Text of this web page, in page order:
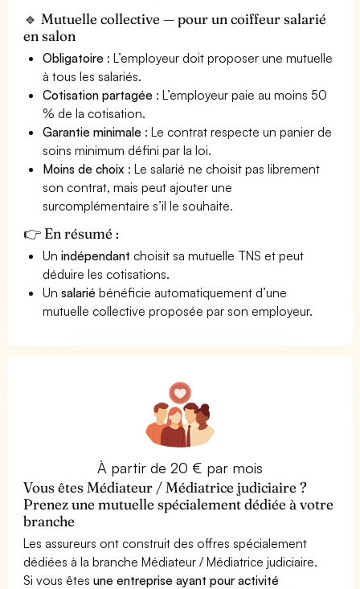
🔹 Mutuelle collective — pour un coiffeur salarié
en salon
Obligatoire : L’employeur doit proposer une mutuelle
à tous les salariés.
Cotisation partagée : L’employeur paie au moins 50
% de la cotisation.
Garantie minimale : Le contrat respecte un panier de
soins minimum défini par la loi.
Moins de choix : Le salarié ne choisit pas librement
son contrat, mais peut ajouter une
surcomplémentaire s’il le souhaite.
👉 En résumé :
Unindépendant choisit sa mutuelle TNS et peut
déduire les cotisations.
Unsalarié bénéficie automatiquement d’une
mutuelle collective proposée par son employeur.
À partir de 20 € par mois
Vous êtes Médiateur / Médiatrice judiciaire ?
Prenez une mutuelle spécialement dédiée à votre
branche
Les assureurs ont construit des offres spécialement
dédiées à la branche Médiateur / Médiatrice judiciaire.
Si vous êtesune entreprise ayant pour activité